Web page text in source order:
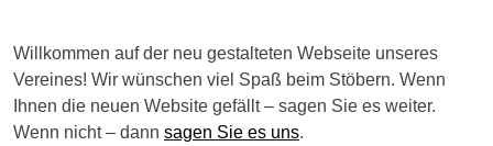
Willkommen auf der neu gestalteten Webseite unseres
Vereines! Wir wünschen viel Spaß beim Stöbern. Wenn
Ihnen die neuen Website gefällt – sagen Sie es weiter.
Wenn nicht – dann sagen Sie es uns.